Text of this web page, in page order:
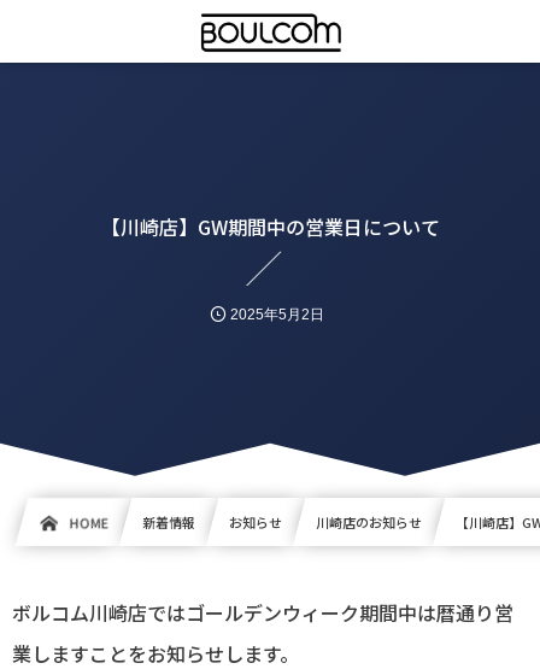
【川崎店】GW期間中の営業日について
2025年5月2日
HOME 新着情報 お知らせ 川崎店のお知らせ 【川崎店】
ボルコム川崎店ではゴールデンウィーク期間中は暦通り営
業しますことをお知らせします。